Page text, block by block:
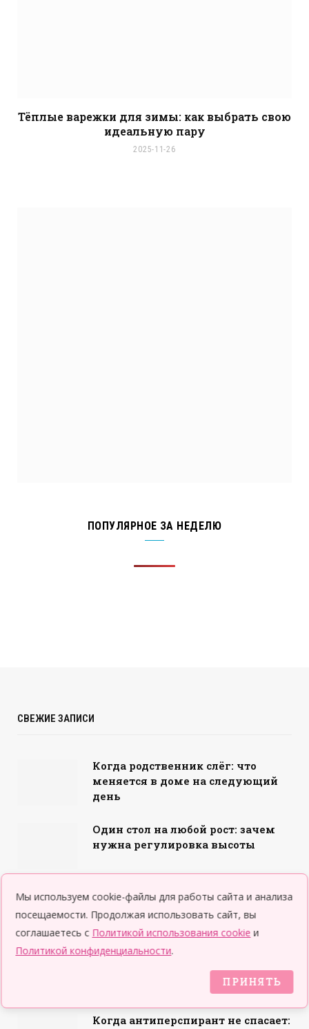
Тёплые варежки для зимы: как выбрать свою
идеальную пару
2025-11-26
ПОПУЛЯРНОЕ ЗА НЕДЕЛЮ
СВЕЖИЕ ЗАПИСИ
Когда родственник слёг: что
меняется в доме на следующий
день
Один стол на любой рост: зачем
нужна регулировка высоты
Как проверить уровень
английского у ребенка: тесты и
рекомендации
День фонда «Подари жизнь» на
Усачёвском рынке: 25 июля
Когда антиперспирант не спасает:
Мы используем cookie-файлы для работы сайта и анализа
посещаемости. Продолжая использовать сайт, вы
соглашаетесь с Политикой использования cookie и
Политикой конфиденциальности.
ПРИНЯТЬ